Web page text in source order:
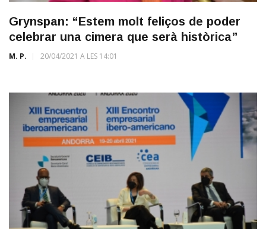
Grynspan: “Estem molt feliços de poder
celebrar una cimera que serà històrica”
M. P. 20/04/2021 A LES 14:01